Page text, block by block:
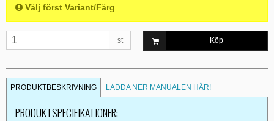
Välj först Variant/Färg
st Köp
PRODUKTBESKRIVNING LADDA NER MANUALEN HÄR!
PRODUKTSPECIFIKATIONER: